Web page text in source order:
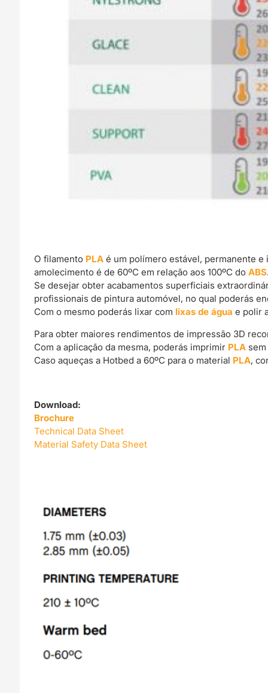
O filamento PLA é um polímero estável, permanente
amolecimento é de 60ºC em relação aos 100ºC doABS
Se desejar obter acabamentos superficiais
profissionais de pintura automóvel, no qual poderás
Com o mesmo poderás lixar com lixas de água e polir
Para obter maiores rendimentos de impressão 3D
Com a aplicação da mesma, poderás imprimir PLA
Caso aqueças a Hotbed a 60ºC para o material PLA,
Download:
Brochure
Technical Data Sheet
Material Safety Data Sheet